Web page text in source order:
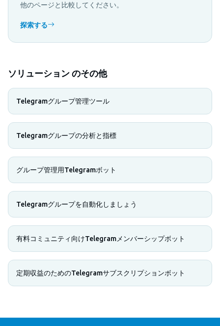
他のページと比較してください。
探索する
ソリューション のその他
Telegramグループ管理ツール
Telegramグループの分析と指標
グループ管理用Telegramボット
Telegramグループを自動化しましょう
有料コミュニティ向けTelegramメンバーシップボット
定期収益のためのTelegramサブスクリプションボット